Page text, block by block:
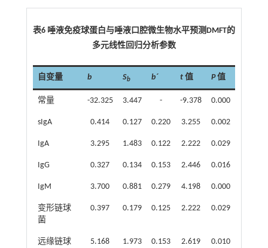
表6 唾液免疫球蛋白与唾液口腔微生物水平预测DMFT的
多元线性回归分析参数
自变量 b Sb b´ t值 P值
常量 -32.325 3.447 - -9.378 0.000
sIgA 0.414 0.127 0.220 3.255 0.002
IgA 3.295 1.483 0.122 2.222 0.029
IgG 0.327 0.134 0.153 2.446 0.016
IgM 3.700 0.881 0.279 4.198 0.000
变形链球
菌
0.397 0.179 0.125 2.222 0.029
远缘链球
5.168 1.973 0.153 2.619 0.010